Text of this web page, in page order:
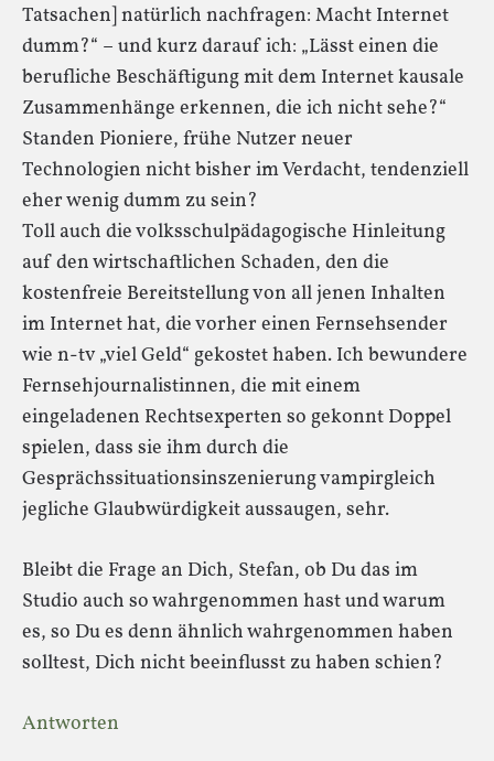
Tatsachen] natürlich nachfragen: Macht Internet
dumm?“ – und kurz darauf ich: „Lässt einen die
berufliche Beschäftigung mit dem Internet kausale
Zusammenhänge erkennen, die ich nicht sehe?“
Standen Pioniere, frühe Nutzer neuer
Technologien nicht bisher im Verdacht, tendenziell
eher wenig dumm zu sein?
Toll auch die volksschulpädagogische Hinleitung
auf den wirtschaftlichen Schaden, den die
kostenfreie Bereitstellung von all jenen Inhalten
im Internet hat, die vorher einen Fernsehsender
wie n-tv „viel Geld“ gekostet haben. Ich bewundere
Fernsehjournalistinnen, die mit einem
eingeladenen Rechtsexperten so gekonnt Doppel
spielen, dass sie ihm durch die
Gesprächssituationsinszenierung vampirgleich
jegliche Glaubwürdigkeit aussaugen, sehr.
Bleibt die Frage an Dich, Stefan, ob Du das im
Studio auch so wahrgenommen hast und warum
es, so Du es denn ähnlich wahrgenommen haben
solltest, Dich nicht beeinflusst zu haben schien?
Antworten